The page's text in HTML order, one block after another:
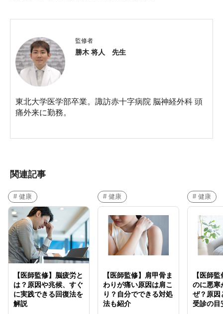
監修者
勝木 将人 先生
東北大学医学部卒業。諏訪赤十字病院 脳神経外科 頭
痛外来に勤務。
関連記事
# 健康
【医師監修】脳疲労と
は？原因や兆候、すぐ
に実践できる回復法を
解説
# 健康
【医師監修】肩甲骨ま
わりが痛い原因は肩こ
り？自分でできる対処
法も紹介
# 健康
【医師
のに悪寒
ぜ？原因
受診の目